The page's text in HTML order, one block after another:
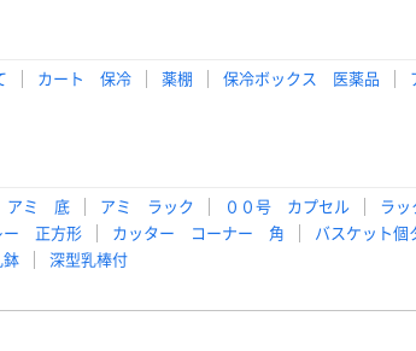
カート 保冷 薬棚 保冷ボックス 医薬品
アミ 底 アミ ラック ００号 カプセル
ラ
ー 正方形 カッター コーナー 角 バスケット個
鉢 深型乳棒付